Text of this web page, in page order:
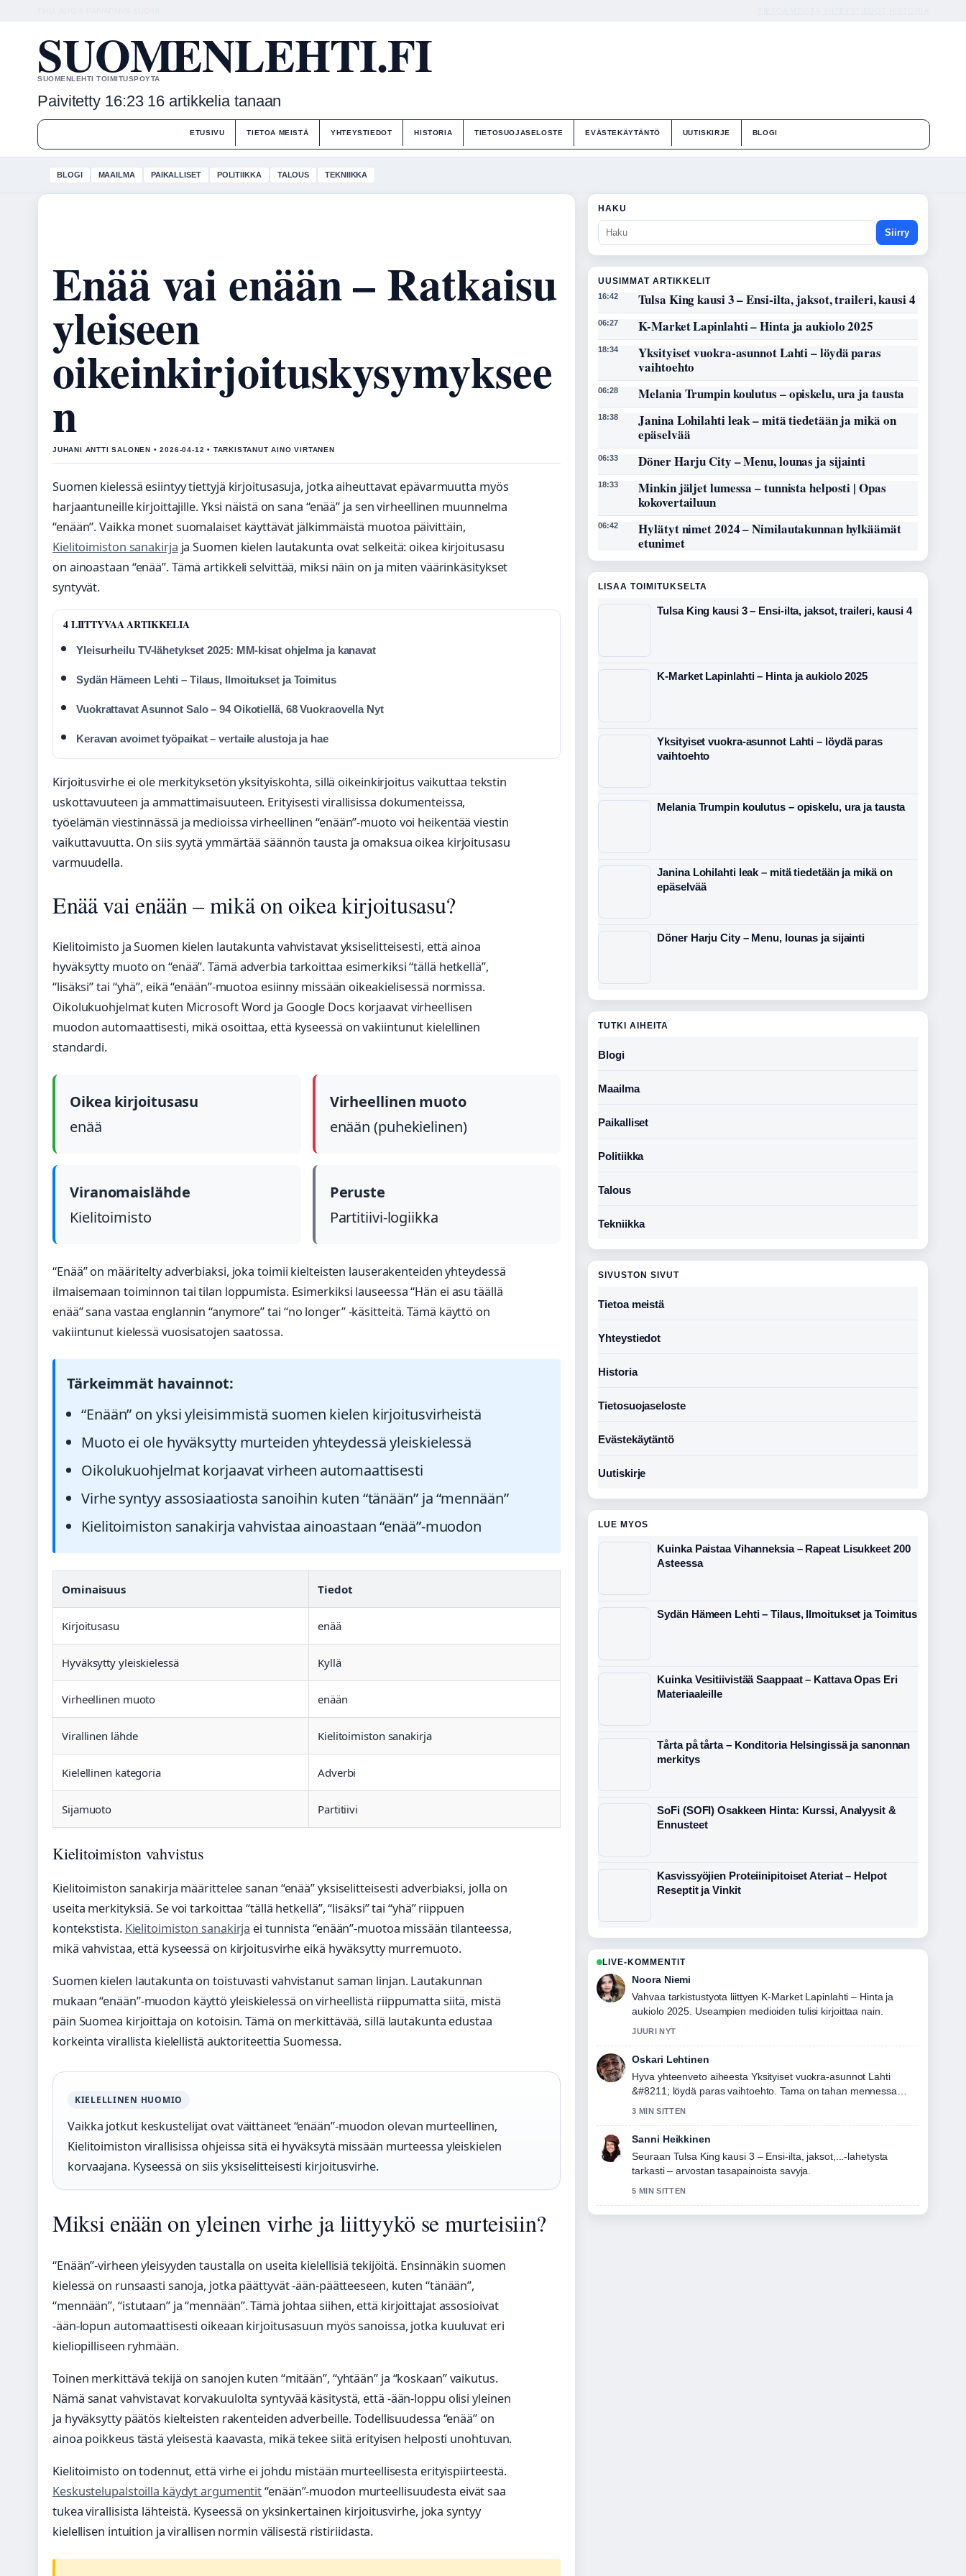
SUOMENLEHTI.FI
SUOMENLEHTI TOIMITUSPOYTA
Paivitetty 16:23 16 artikkelia tanaan
ETUSIVU TIETOA MEISTÄ YHTEYSTIEDOT HISTORIA TIETOSUOJASELOSTE EVÄSTEKÄYTÄNTÖ UUTISKIRJE BLOGI
BLOGI MAAILMA PAIKALLISET POLITIIKKA TALOUS TEKNIIKKA
Enää vai enään – Ratkaisu
yleiseen
oikeinkirjoituskysymyksee
n
JUHANI ANTTI SALONEN • 2026-04-12 • TARKISTANUT AINO VIRTANEN
Suomen kielessä esiintyy tiettyjä kirjoitusasuja, jotka aiheuttavat epävarmuutta myös
harjaantuneille kirjoittajille. Yksi näistä on sana “enää” ja sen virheellinen muunnelma
“enään”. Vaikka monet suomalaiset käyttävät jälkimmäistä muotoa päivittäin,
Kielitoimiston sanakirja ja Suomen kielen lautakunta ovat selkeitä: oikea kirjoitusasu
on ainoastaan “enää”. Tämä artikkeli selvittää, miksi näin on ja miten väärinkäsitykset
syntyvät.
4 LIITTYVAA ARTIKKELIA
Yleisurheilu TV-lähetykset 2025: MM-kisat ohjelma ja kanavat
Sydän Hämeen Lehti – Tilaus, Ilmoitukset ja Toimitus
Vuokrattavat Asunnot Salo – 94 Oikotiellä, 68 Vuokraovella Nyt
Keravan avoimet työpaikat – vertaile alustoja ja hae
Kirjoitusvirhe ei ole merkityksetön yksityiskohta, sillä oikeinkirjoitus vaikuttaa tekstin
uskottavuuteen ja ammattimaisuuteen. Erityisesti virallisissa dokumenteissa,
työelämän viestinnässä ja medioissa virheellinen “enään”-muoto voi heikentää viestin
vaikuttavuutta. On siis syytä ymmärtää säännön tausta ja omaksua oikea kirjoitusasu
varmuudella.
Enää vai enään – mikä on oikea kirjoitusasu?
Kielitoimisto ja Suomen kielen lautakunta vahvistavat yksiselitteisesti, että ainoa
hyväksytty muoto on “enää”. Tämä adverbia tarkoittaa esimerkiksi “tällä hetkellä”,
“lisäksi” tai “yhä”, eikä “enään”-muotoa esiinny missään oikeakielisessä normissa.
Oikolukuohjelmat kuten Microsoft Word ja Google Docs korjaavat virheellisen
muodon automaattisesti, mikä osoittaa, että kyseessä on vakiintunut kielellinen
standardi.
Oikea kirjoitusasu
enää
Virheellinen muoto
enään (puhekielinen)
Viranomaislähde
Kielitoimisto
Peruste
Partitiivi-logiikka
“Enää” on määritelty adverbiaksi, joka toimii kielteisten lauserakenteiden yhteydessä
ilmaisemaan toiminnon tai tilan loppumista. Esimerkiksi lauseessa “Hän ei asu täällä
enää” sana vastaa englannin “anymore” tai “no longer” -käsitteitä. Tämä käyttö on
vakiintunut kielessä vuosisatojen saatossa.
Tärkeimmät havainnot:
“Enään” on yksi yleisimmistä suomen kielen kirjoitusvirheistä
Muoto ei ole hyväksytty murteiden yhteydessä yleiskielessä
Oikolukuohjelmat korjaavat virheen automaattisesti
Virhe syntyy assosiaatiosta sanoihin kuten “tänään” ja “mennään”
Kielitoimiston sanakirja vahvistaa ainoastaan “enää”-muodon
Ominaisuus Tiedot
Kirjoitusasu enää
Hyväksytty yleiskielessä Kyllä
Virheellinen muoto enään
Virallinen lähde Kielitoimiston sanakirja
Kielellinen kategoria Adverbi
Sijamuoto Partitiivi
Kielitoimiston vahvistus
Kielitoimiston sanakirja määrittelee sanan “enää” yksiselitteisesti adverbiaksi, jolla on
useita merkityksiä. Se voi tarkoittaa “tällä hetkellä”, “lisäksi” tai “yhä” riippuen
kontekstista. Kielitoimiston sanakirja ei tunnista “enään”-muotoa missään tilanteessa,
mikä vahvistaa, että kyseessä on kirjoitusvirhe eikä hyväksytty murremuoto.
Suomen kielen lautakunta on toistuvasti vahvistanut saman linjan. Lautakunnan
mukaan “enään”-muodon käyttö yleiskielessä on virheellistä riippumatta siitä, mistä
päin Suomea kirjoittaja on kotoisin. Tämä on merkittävää, sillä lautakunta edustaa
korkeinta virallista kielellistä auktoriteettia Suomessa.
KIELELLINEN HUOMIO
Vaikka jotkut keskustelijat ovat väittäneet “enään”-muodon olevan murteellinen,
Kielitoimiston virallisissa ohjeissa sitä ei hyväksytä missään murteessa yleiskielen
korvaajana. Kyseessä on siis yksiselitteisesti kirjoitusvirhe.
Miksi enään on yleinen virhe ja liittyykö se murteisiin?
“Enään”-virheen yleisyyden taustalla on useita kielellisiä tekijöitä. Ensinnäkin suomen
kielessä on runsaasti sanoja, jotka päättyvät -ään-päätteeseen, kuten “tänään”,
“mennään”, “istutaan” ja “mennään”. Tämä johtaa siihen, että kirjoittajat assosioivat
-ään-lopun automaattisesti oikeaan kirjoitusasuun myös sanoissa, jotka kuuluvat eri
kieliopilliseen ryhmään.
Toinen merkittävä tekijä on sanojen kuten “mitään”, “yhtään” ja “koskaan” vaikutus.
Nämä sanat vahvistavat korvakuulolta syntyvää käsitystä, että -ään-loppu olisi yleinen
ja hyväksytty päätös kielteisten rakenteiden adverbeille. Todellisuudessa “enää” on
ainoa poikkeus tästä yleisestä kaavasta, mikä tekee siitä erityisen helposti unohtuvan.
Kielitoimisto on todennut, että virhe ei johdu mistään murteellisesta erityispiirteestä.
Keskustelupalstoilla käydyt argumentit“enään”-muodon murteellisuudesta eivät saa
tukea virallisista lähteistä. Kyseessä on yksinkertainen kirjoitusvirhe, joka syntyy
kielellisen intuition ja virallisen normin välisestä ristiriidasta.
HAKU
Siirry
UUSIMMAT ARTIKKELIT
16:42 Tulsa King kausi 3 – Ensi-ilta, jaksot, traileri, kausi 4
06:27 K-Market Lapinlahti – Hinta ja aukiolo 2025
18:34
Yksityiset vuokra-asunnot Lahti – löydä paras
vaihtoehto
06:28 Melania Trumpin koulutus – opiskelu, ura ja tausta
18:38
Janina Lohilahti leak – mitä tiedetään ja mikä on
epäselvää
06:33 Döner Harju City – Menu, lounas ja sijainti
18:33
Minkin jäljet lumessa – tunnista helposti | Opas
kokovertailuun
06:42
Hylätyt nimet 2024 – Nimilautakunnan hylkäämät
etunimet
LISAA TOIMITUKSELTA
Tulsa King kausi 3 – Ensi-ilta, jaksot, traileri, kausi 4
K-Market Lapinlahti – Hinta ja aukiolo 2025
Yksityiset vuokra-asunnot Lahti – löydä paras
vaihtoehto
Melania Trumpin koulutus – opiskelu, ura ja tausta
Janina Lohilahti leak – mitä tiedetään ja mikä on
epäselvää
Döner Harju City – Menu, lounas ja sijainti
TUTKI AIHEITA
Blogi
Maailma
Paikalliset
Politiikka
Talous
Tekniikka
SIVUSTON SIVUT
Tietoa meistä
Yhteystiedot
Historia
Tietosuojaseloste
Evästekäytäntö
Uutiskirje
LUE MYOS
Kuinka Paistaa Vihanneksia – Rapeat Lisukkeet 200
Asteessa
Sydän Hämeen Lehti – Tilaus, Ilmoitukset ja Toimitus
Kuinka Vesitiivistää Saappaat – Kattava Opas Eri
Materiaaleille
Tårta på tårta – Konditoria Helsingissä ja sanonnan
merkitys
SoFi (SOFI) Osakkeen Hinta: Kurssi, Analyysit &
Ennusteet
Kasvissyöjien Proteiinipitoiset Ateriat – Helpot
Reseptit ja Vinkit
LIVE-KOMMENTIT
Noora Niemi
Vahvaa tarkistustyota liittyen K-Market Lapinlahti – Hinta ja
aukiolo 2025. Useampien medioiden tulisi kirjoittaa nain.
JUURI NYT
Oskari Lehtinen
Hyva yhteenveto aiheesta Yksityiset vuokra-asunnot Lahti
&#8211; löydä paras vaihtoehto. Tama on tahan mennessa
3 MIN SITTEN
Sanni Heikkinen
Seuraan Tulsa King kausi 3 – Ensi-ilta, jaksot,...-lahetysta
tarkasti – arvostan tasapainoista savyja.
5 MIN SITTEN